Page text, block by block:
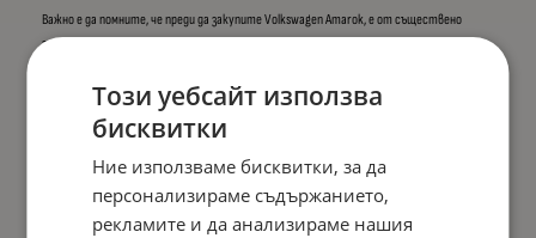
Важно е да помните, че преди да закупите Volkswagen Amarok, е от съществено
значение да проведете задълбочена проверка на автомобила, включително
интересни. Професионалното мнение на механик или консултация с оторизиран дилър
на Volkswagen може да ви помогне да направите информиран избор.
Самият Amarok предлага широка гама от екстри и опции за интериор и екстериор,
което ви позволява да персонализирате автомобила си според вашите
предпочитания и нужди. Изборът на двигател, скоростна кутия и други технически
опции също трябва да бъде внимателно обмислен, за да отговаря на вашите
Този уебсайт използва
бисквитки
Ние използваме бисквитки, за да
персонализираме съдържанието,
рекламите и да анализираме нашия